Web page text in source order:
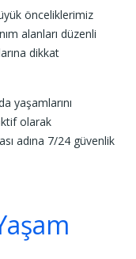
önceliklerimiz
alanları düzenli
dikkat
yaşamlarını
olarak
adına 7/24 güvenlik